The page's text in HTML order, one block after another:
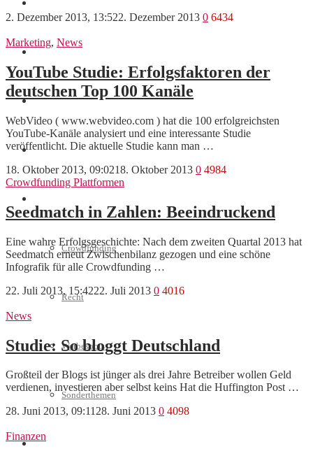
Interviews
Videos
Crowdfunding
Recht
Werbespots
Sonderthemen
Geschäftskonto eröffnen
2. Dezember 2013, 13:522. Dezember 2013 0 6434
Marketing, News
YouTube Studie: Erfolgsfaktoren der
deutschen Top 100 Kanäle
WebVideo ( www.webvideo.com ) hat die 100 erfolgreichsten
YouTube-Kanäle analysiert und eine interessante Studie
veröffentlicht. Die aktuelle Studie kann man …
18. Oktober 2013, 09:0218. Oktober 2013 0 4984
Crowdfunding Plattformen
Seedmatch in Zahlen: Beeindruckend
Eine wahre Erfolgsgeschichte: Nach dem zweiten Quartal 2013 hat
Seedmatch erneut Zwischenbilanz gezogen und eine schöne
Infografik für alle Crowdfunding …
22. Juli 2013, 15:4222. Juli 2013 0 4016
News
Studie: So bloggt Deutschland
Großteil der Blogs ist jünger als drei Jahre Betreiber wollen Geld
verdienen, investieren aber selbst keins Hat die Huffington Post …
28. Juni 2013, 09:1128. Juni 2013 0 4098
Finanzen